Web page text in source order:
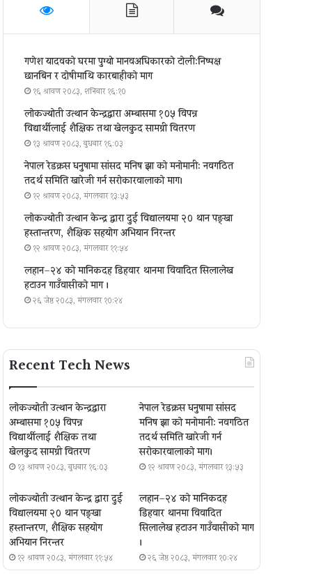
गणेश यादवको घरमा पुग्याे मानवअधिकारकाे टोली:निष्पक्ष
छानबिन र दोषीमाथि कारबाहीको माग
१६ श्रावण २०८३, शनिबार १६:१०
लोकज्योती उत्थान केन्द्रद्वारा अम्बासमा १०५ विपन्न
विद्यार्थीलाई शैक्षिक तथा खेलकुद सामग्री वितरण
१३ श्रावण २०८३, बुधबार १६:०३
नेपाल रेडक्रस धनुषामा सांसद मनिष झा को मनोमानी: नवगठित
तदर्थ समिति खारेजी गर्न सरोकारवालाको माग।
१२ श्रावण २०८३, मंगलवार १३:५३
लोकज्योती उत्थान केन्द्र द्वारा दुई विद्यालयमा २० थान पङ्खा
हस्तान्तरण, शैक्षिक सहयोग अभियान निरन्तर
१२ श्रावण २०८३, मंगलवार ११:५४
लहान–२४ को मानिकदह डिहवार थानमा विवादित सिलालेख
हटाउन गाउँवासीको माग ।
२६ जेष्ठ २०८३, मंगलवार १०:२४
Recent Tech News
लोकज्योती उत्थान केन्द्रद्वारा
अम्बासमा १०५ विपन्न
विद्यार्थीलाई शैक्षिक तथा
खेलकुद सामग्री वितरण
१३ श्रावण २०८३, बुधबार १६:०३
नेपाल रेडक्रस धनुषामा सांसद
मनिष झा को मनोमानी: नवगठित
तदर्थ समिति खारेजी गर्न
सरोकारवालाको माग।
१२ श्रावण २०८३, मंगलवार १३:५३
लोकज्योती उत्थान केन्द्र द्वारा दुई
विद्यालयमा २० थान पङ्खा
हस्तान्तरण, शैक्षिक सहयोग
अभियान निरन्तर
१२ श्रावण २०८३, मंगलवार ११:५४
लहान–२४ को मानिकदह
डिहवार थानमा विवादित
सिलालेख हटाउन गाउँवासीको माग
।
२६ जेष्ठ २०८३, मंगलवार १०:२४